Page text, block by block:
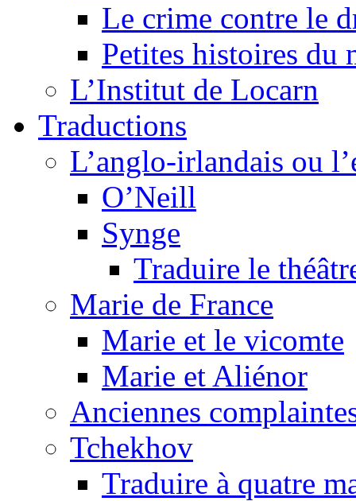
Le crime contre le
Petites histoires du
L’Institut de Locarn
Traductions
L’anglo-irlandais ou
O’Neill
Synge
Traduire le
Marie de France
Marie et le vicomte
Marie et Aliénor
Anciennes
Tchekhov
Traduire à quatre